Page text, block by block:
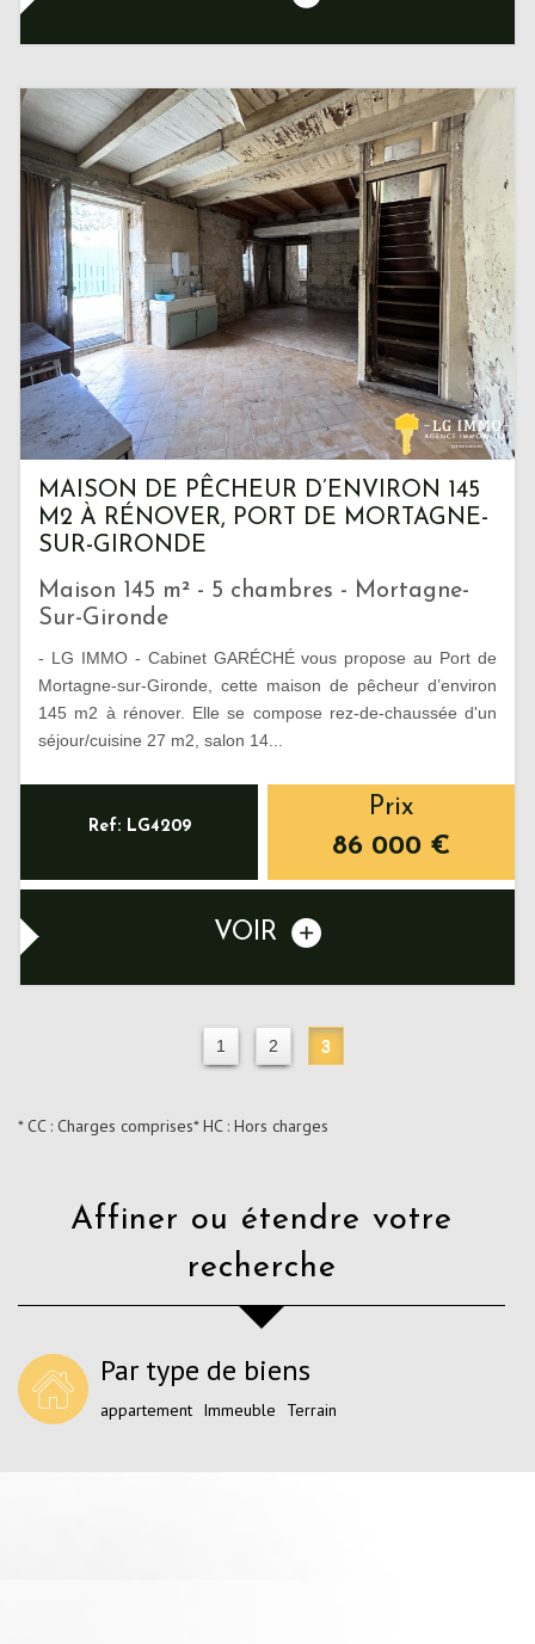
MAISON DE PÊCHEUR D’ENVIRON 145
M2 À RÉNOVER, PORT DE MORTAGNE-
SUR-GIRONDE
Maison 145 m² - 5 chambres - Mortagne-
Sur-Gironde
- LG IMMO - Cabinet GARÉCHÉ vous propose au Port de
Mortagne-sur-Gironde, cette maison de pêcheur d’environ
145 m2 à rénover. Elle se compose rez-de-chaussée d'un
séjour/cuisine 27 m2, salon 14...
Ref: LG4209
Prix
86 000 €
VOIR
1 2 3
* CC : Charges comprises* HC : Hors charges
Affiner ou étendre votre
recherche
Par type de biens
appartement Immeuble Terrain